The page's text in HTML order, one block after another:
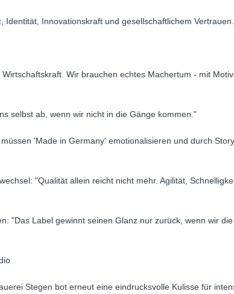
Innovationskraft und gesellschaftlichem Vertrauen.
Wir brauchen echtes Machertum - mit
selbst ab, wenn wir nicht in die Gänge kommen."
'Made in Germany' emotionalisieren und durch
"Qualität allein reicht nicht mehr. Agilität,
"Das Label gewinnt seinen Glanz nur zurück, wenn wir
Stegen bot erneut eine eindrucksvolle Kulisse für